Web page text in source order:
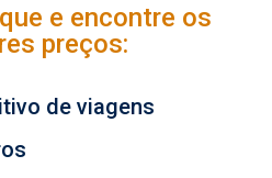
e encontre os
preços:
de viagens